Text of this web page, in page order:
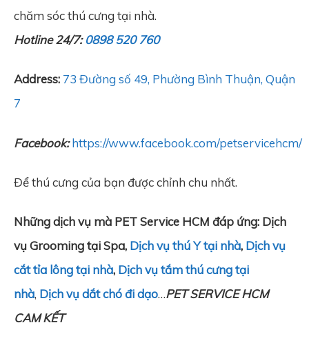
chăm sóc thú cưng tại nhà.
Hotline 24/7:0898 520 760
Address: 73 Đường số 49, Phường Bình Thuận, Quận
7
Facebook: https://www.facebook.com/petservicehcm/
Để thú cưng của bạn được chỉnh chu nhất.
Những dịch vụ mà PET Service HCM đáp ứng: Dịch
vụ Grooming tại Spa, Dịch vụ thú Y tại nhà, Dịch vụ
cắt tỉa lông tại nhà, Dịch vụ tắm thú cưng tại
nhà, Dịch vụ dắt chó đi dạo…PET SERVICE HCM
CAM KẾT